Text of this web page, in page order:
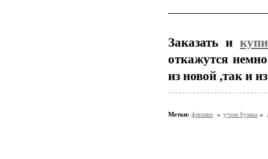
Заказать и
откажутся
из новой ,так и
Метки: флешки учим буквы